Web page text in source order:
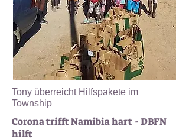
Tony überreicht Hilfspakete im
Township
Corona trifft Namibia hart - DBFN
hilft